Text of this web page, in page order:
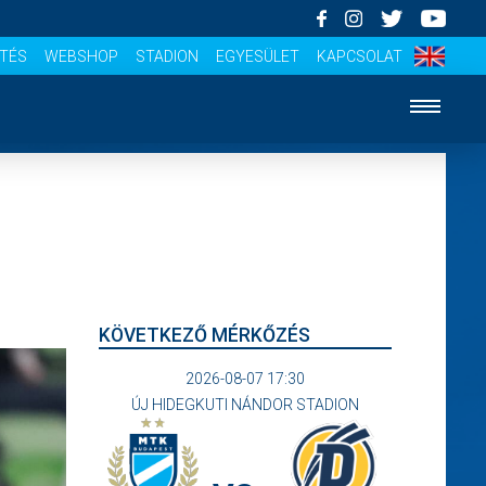
WEBSHOP STADION EGYESÜLET KAPCSOLAT
KÖVETKEZŐ MÉRKŐZÉS
2026-08-07 17:30
ÚJ HIDEGKUTI NÁNDOR STADION